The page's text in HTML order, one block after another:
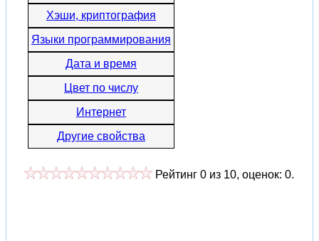
Хэши, криптография
Языки программирования
Дата и время
Цвет по числу
Интернет
Другие свойства
Рейтинг 0 из 10, оценок: 0.